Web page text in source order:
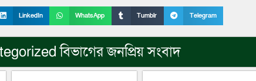
LinkedIn WhatsApp Tumblr Telegram
বিভাগের জনপ্রিয় সংবাদ